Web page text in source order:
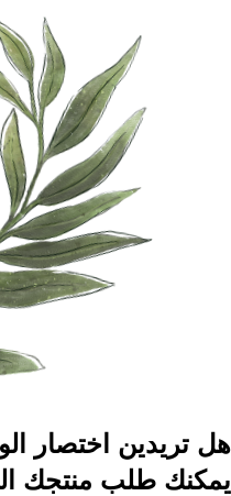
هل تريدين اختصار
يمكنك طلب منتجك